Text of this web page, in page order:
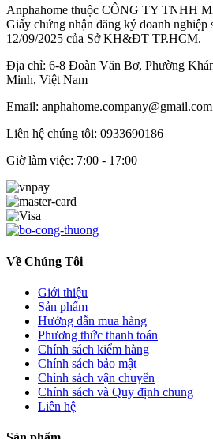
Anphahome thuộc CÔNG TY TNHH
Giấy chứng nhận đăng ký doanh nghiệp
12/09/2025 của Sở KH&ĐT TP.HCM.
Địa chỉ: 6-8 Đoàn Văn Bơ, Phường
Minh, Việt Nam
Email: anphahome.company@gmail.com
Liên hệ chúng tôi: 0933690186
Giờ làm việc: 7:00 - 17:00
Về Chúng Tôi
Giới thiệu
Sản phẩm
Hướng dẫn mua hàng
Phương thức thanh toán
Chính sách kiểm hàng
Chính sách bảo mật
Chính sách vận chuyển
Chính sách và Quy định chung
Liên hệ